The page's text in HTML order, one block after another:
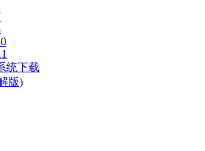
统下载
版)